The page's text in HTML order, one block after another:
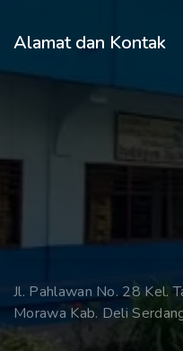
Alamat dan Kontak
Jl. Pahlawan No. 28 Kel.
Morawa Kab. Deli